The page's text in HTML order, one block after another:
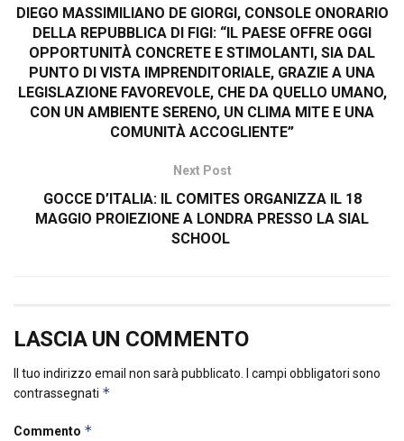
DIEGO MASSIMILIANO DE GIORGI, CONSOLE ONORARIO
DELLA REPUBBLICA DI FIGI: “IL PAESE OFFRE OGGI
OPPORTUNITÀ CONCRETE E STIMOLANTI, SIA DAL
PUNTO DI VISTA IMPRENDITORIALE, GRAZIE A UNA
LEGISLAZIONE FAVOREVOLE, CHE DA QUELLO UMANO,
CON UN AMBIENTE SERENO, UN CLIMA MITE E UNA
COMUNITÀ ACCOGLIENTE”
Next Post
GOCCE D’ITALIA: IL COMITES ORGANIZZA IL 18
MAGGIO PROIEZIONE A LONDRA PRESSO LA SIAL
SCHOOL
LASCIA UN COMMENTO
Il tuo indirizzo email non sarà pubblicato.
I campi obbligatori sono
contrassegnati *
Commento *